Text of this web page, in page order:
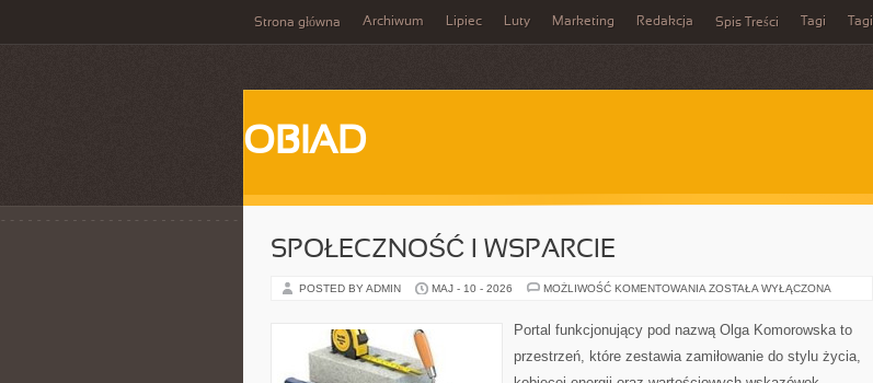
Strona główna Archiwum Lipiec Luty Marketing Redakcja Spis Treści Tagi Tagi
OBIAD
SPOŁECZNOŚĆ I WSPARCIE
POSTED BY ADMIN MAJ - 10 - 2026 MOŻLIWOŚĆ KOMENTOWANIA SPOŁECZNOŚĆ
ZOSTAŁA WYŁĄCZONA
Portal funkcjonujący pod nazwą Olga Komorowska to
przestrzeń, które zestawia zamiłowanie do stylu życia,